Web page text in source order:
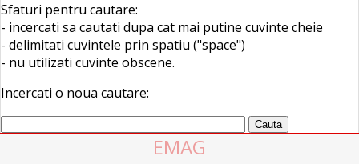
Sfaturi pentru cautare:
- incercati sa cautati dupa cat mai putine cuvinte cheie
- delimitati cuvintele prin spatiu ("space")
- nu utilizati cuvinte obscene.
Incercati o noua cautare:
EMAG